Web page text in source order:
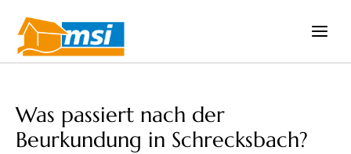
Inhalt
springen
Was passiert nach der
Beurkundung in Schrecksbach?